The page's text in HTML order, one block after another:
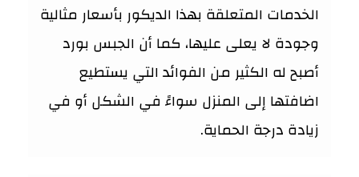
الخدمات المتعلقة بهذا الديكور بأسعار مثالية
وجودة لا يعلى عليها، كما أن الجبس بورد
أصبح له الكثير من الفوائد التي يستطيع
اضافتها إلى المنزل سواءً في الشكل أو في
زيادة درجة الحماية.